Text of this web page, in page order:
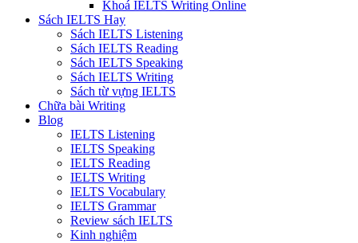
Khoá IELTS Writing Online
Sách IELTS Hay
Sách IELTS Listening
Sách IELTS Reading
Sách IELTS Speaking
Sách IELTS Writing
Sách từ vựng IELTS
Chữa bài Writing
Blog
IELTS Listening
IELTS Speaking
IELTS Reading
IELTS Writing
IELTS Vocabulary
IELTS Grammar
Review sách IELTS
Kinh nghiệm